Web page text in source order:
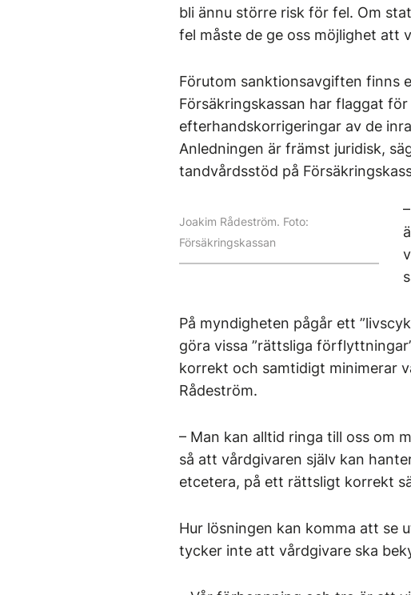
bli ännu större risk för fel. Om
fel måste de ge oss möjlighet att
Förutom sanktionsavgiften finns
Försäkringskassan har flaggat
efterhandskorrigeringar av de
Anledningen är främst juridisk,
tandvårdsstöd på
Joakim Rådeström. Foto:
Försäkringskassan
På myndigheten pågår ett
göra vissa ”rättsliga
korrekt och samtidigt minimerar
Rådeström.
– Man kan alltid ringa till oss om
så att vårdgivaren själv kan
etcetera, på ett rättsligt korrekt
Hur lösningen kan komma att se
tycker inte att vårdgivare ska